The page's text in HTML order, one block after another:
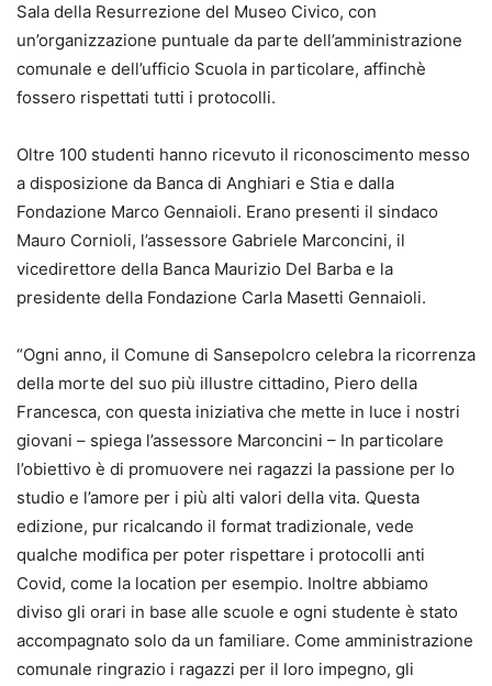
Sala della Resurrezione del Museo Civico, con
un’organizzazione puntuale da parte dell’amministrazione
comunale e dell’ufficio Scuola in particolare, affinchè
fossero rispettati tutti i protocolli.
Oltre 100 studenti hanno ricevuto il riconoscimento messo
a disposizione da Banca di Anghiari e Stia e dalla
Fondazione Marco Gennaioli. Erano presenti il sindaco
Mauro Cornioli, l’assessore Gabriele Marconcini, il
vicedirettore della Banca Maurizio Del Barba e la
presidente della Fondazione Carla Masetti Gennaioli.
“Ogni anno, il Comune di Sansepolcro celebra la ricorrenza
della morte del suo più illustre cittadino, Piero della
Francesca, con questa iniziativa che mette in luce i nostri
giovani – spiega l’assessore Marconcini – In particolare
l’obiettivo è di promuovere nei ragazzi la passione per lo
studio e l’amore per i più alti valori della vita. Questa
edizione, pur ricalcando il format tradizionale, vede
qualche modifica per poter rispettare i protocolli anti
Covid, come la location per esempio. Inoltre abbiamo
diviso gli orari in base alle scuole e ogni studente è stato
accompagnato solo da un familiare. Come amministrazione
comunale ringrazio i ragazzi per il loro impegno, gli